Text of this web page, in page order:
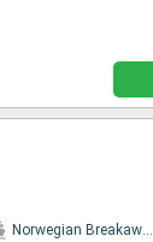
Norwegian Breakaway